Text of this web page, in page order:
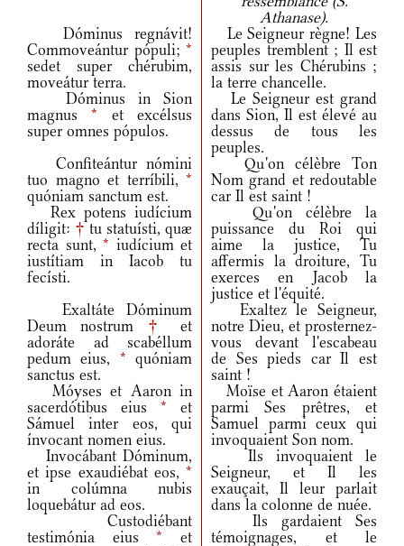
Athanase).
Dóminus regnávit!
Commoveántur pópuli; *
sedet super chérubim,
moveátur terra.
Le Seigneur règne! Les
peuples tremblent ; Il est
assis sur les Chérubins ;
la terre chancelle.
Dóminus in Sion
magnus* et excélsus
super omnes pópulos.
Le Seigneur est grand
dans Sion, Il est élevé au
dessus de tous les
peuples.
Confiteántur nómini
tuo magno et terríbili, *
quóniam sanctum est.
Qu'on célèbre Ton
Nom grand et redoutable
car Il est saint !
Rex potens iudícium
díligit: † tu statuísti, quæ
recta sunt, * iudícium et
iustítiam in Iacob tu
fecísti.
Qu'on célèbre la
puissance du Roi qui
aime la justice, Tu
affermis la droiture, Tu
exerces en Jacob la
justice et l'équité.
Exaltáte Dóminum
Deum nostrum †
et
adoráte ad scabéllum
pedum eius, * quóniam
sanctus est.
Exaltez le Seigneur,
notre Dieu, et prosternez-
vous devant l'escabeau
de Ses pieds car Il est
saint !
Móyses et Aaron in
sacerdótibus eius * et
Sámuel inter eos, qui
ínvocant nomen eius.
Moïse et Aaron étaient
parmi Ses prêtres, et
Samuel parmi ceux qui
invoquaient Son nom.
Invocábant Dóminum,
et ipse exaudiébat eos, *
in colúmna nubis
loquebátur ad eos.
Ils invoquaient le
Seigneur, et Il les
exauçait, Il leur parlait
dans la colonne de nuée.
Custodiébant
testimónia eius* et
Ils gardaient Ses
témoignages, et le